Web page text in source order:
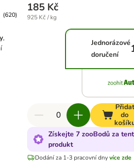
(620)
,
185 Kč
925 Kč / kg
Jednorázové
doručení
Přidat
do
Získejte 7 zooBodů za
produkt
Dodání za 1-3 pracovní dny více zde